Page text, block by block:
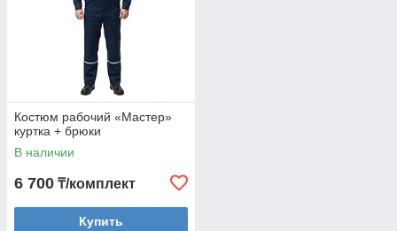
Костюм рабочий «Мастер»
куртка + брюки
В наличии
6 700 ₸/комплект
Купить